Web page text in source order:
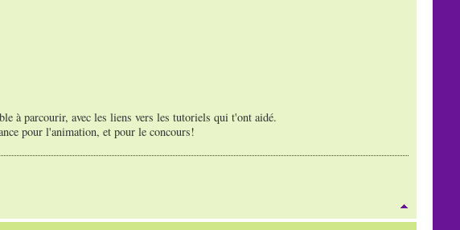
à parcourir, avec les liens vers les tutoriels qui t'ont aidé.
pour l'animation, et pour le concours!